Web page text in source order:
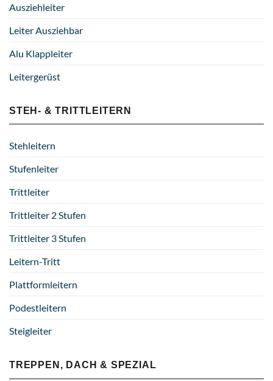
Ausziehleiter
Leiter Ausziehbar
Alu Klappleiter
Leitergerüst
STEH- & TRITTLEITERN
Stehleitern
Stufenleiter
Trittleiter
Trittleiter 2 Stufen
Trittleiter 3 Stufen
Leitern-Tritt
Plattformleitern
Podestleitern
Steigleiter
TREPPEN, DACH & SPEZIAL